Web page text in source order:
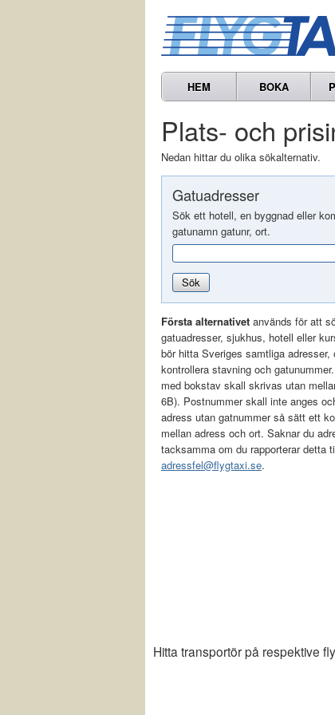
HEM BOKA
Plats- och
Nedan hittar du olika sökalternativ.
Gatuadresser
Sök ett hotell, en byggnad eller
gatunamn gatunr, ort.
Sök
Första alternativet används för att
gatuadresser, sjukhus, hotell eller
bör hitta Sveriges samtliga
kontrollera stavning och
med bokstav skall skrivas utan
6B). Postnummer skall inte anges
adress utan gatnummer så sätt ett
mellan adress och ort. Saknar du
tacksamma om du rapporterar detta
adressfel@flygtaxi.se.
Hitta transportör på respektive